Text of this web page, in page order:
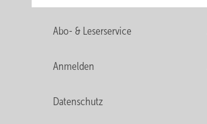
Abo- & Leserservice
Anmelden
Datenschutz